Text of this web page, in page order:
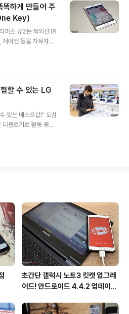
하게 만들어 주
Key)
머스 뷰2는 적외선 IR
어컨 등을 자유자재
품으로 제공하는 진
이용하여 옵티머스
리모컨이다. 사실 자
슨 리모컨이 필요한
해 보니 무척 편리하였
핑몰이나 LG전자 서
가는 약 23,000원으
할 수 있는 LG
있는 베스트샵!" 도심
블로거로 활동 중인
마음껏 구경하고 살
역에 위치한 LG 베스
종 TV, 냉장고, 에어
연이 펼쳐졌다. 한가지
손님과 여자 손님의
자 손님은 들어서자
초간단 갤럭시 노트3 킷캣 업그레
이드! 안드로이드 4.4.2 업데이트